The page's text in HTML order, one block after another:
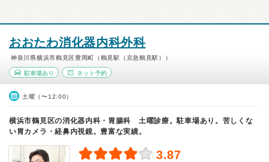
おおたわ消化器内科外科
神奈川県横浜市鶴見区豊岡町（鶴見駅（京急鶴見駅））
駐車場あり ネット予約
土曜（〜12:00）
横浜市鶴見区の消化器内科・胃腸科 土曜診療。駐車場あり。苦しくな
い胃カメラ・経鼻内視鏡。豊富な実績。
3.87